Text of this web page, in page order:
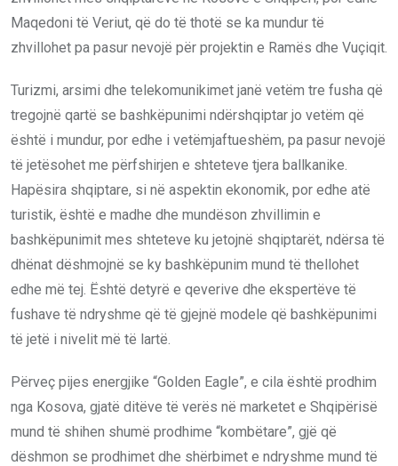
Maqedoni të Veriut, që do të thotë se ka mundur të
zhvillohet pa pasur nevojë për projektin e Ramës dhe Vuçiqit.
Turizmi, arsimi dhe telekomunikimet janë vetëm tre fusha që
tregojnë qartë se bashkëpunimi ndërshqiptar jo vetëm që
është i mundur, por edhe i vetëmjaftueshëm, pa pasur nevojë
të jetësohet me përfshirjen e shteteve tjera ballkanike.
Hapësira shqiptare, si në aspektin ekonomik, por edhe atë
turistik, është e madhe dhe mundëson zhvillimin e
bashkëpunimit mes shteteve ku jetojnë shqiptarët, ndërsa të
dhënat dëshmojnë se ky bashkëpunim mund të thellohet
edhe më tej. Është detyrë e qeverive dhe ekspertëve të
fushave të ndryshme që të gjejnë modele që bashkëpunimi
të jetë i nivelit më të lartë.
Përveç pijes energjike “Golden Eagle”, e cila është prodhim
nga Kosova, gjatë ditëve të verës në marketet e Shqipërisë
mund të shihen shumë prodhime “kombëtare”, gjë që
dëshmon se prodhimet dhe shërbimet e ndryshme mund të